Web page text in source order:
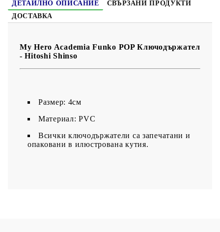
ДЕТАЙЛНО ОПИСАНИЕ
СВЪРЗАНИ ПРОДУКТИ
ДОСТАВКА
My Hero Academia Funko POP Ключодържател
- Hitoshi Shinso
Размер: 4см
Материал: PVC
Всички ключодържатели са запечатани и
опаковани в илюстрована кутия.